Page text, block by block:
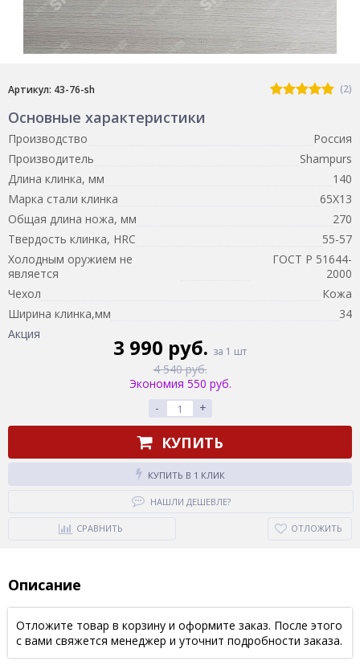
Артикул: 43-76-sh (2)
Основные характеристики
Производство
Россия
Производитель
Shampurs
Длина клинка, мм
140
Марка стали клинка
65Х13
Общая длина ножа, мм
270
Твердость клинка, HRC
55-57
Холодным оружием не
является
ГОСТ Р 51644-
2000
Чехол
Кожа
Ширина клинка,мм
34
Акция
3 990 руб. за 1 шт
4 540 руб.
Экономия 550 руб.
-
+
КУПИТЬ
КУПИТЬ В 1 КЛИК
НАШЛИ ДЕШЕВЛЕ?
СРАВНИТЬ ОТЛОЖИТЬ
Описание
Отложите товар в корзину и оформите заказ. После этого
с вами свяжется менеджер и уточнит подробности заказа.